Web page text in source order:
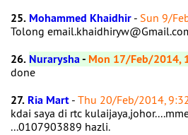
25. Mohammed Khaidhir - Sun 9/
Tolong
26. Nurarysha- Mon 17/Feb/2014,
done
27. Ria Mart - Thu 20/Feb/2014,
kdai saya di rtc
...0107903889 hazli.